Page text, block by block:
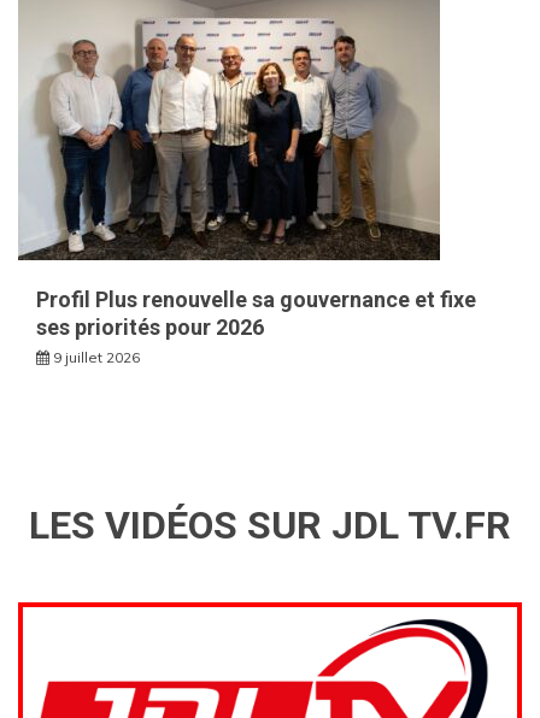
Profil Plus renouvelle sa gouvernance et fixe
ses priorités pour 2026
9 juillet 2026
LES VIDÉOS SUR JDL TV.FR